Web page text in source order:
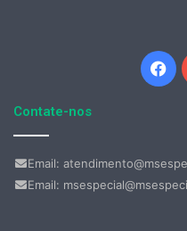
Contate-nos
Email:
Email: